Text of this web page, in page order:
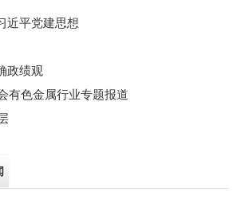
近平党建思想
政绩观
有色金属行业专题报道